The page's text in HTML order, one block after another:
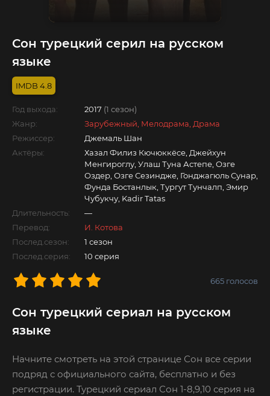
Сон турецкий серил на русском
языке
4.8
Год выхода: 2017 (1 сезон)
Жанр:
Зарубежный, Мелодрама, Драма
Режиссер:
Джемаль Шан
Актёры:
Хазал Филиз Кючюккёсе, Джейхун
Менгироглу, Улаш Туна Астепе, Озге
Оздер, Озге Сезиндже, Гонджагюль Сунар,
Фунда Бостанлык, Тургут Тунчалп, Эмир
Чубукчу, Kadir Tatas
Длительность:
—
Перевод:
И. Котова
Послед.сезон:
1 сезон
Послед.серия:
10 серия
665 голосов
Сон турецкий сериал на русском
языке
Начните смотреть на этой странице Сон все серии
подряд с официального сайта, бесплатно и без
регистрации. Турецкий сериал Сон 1-8,9,10 серия на